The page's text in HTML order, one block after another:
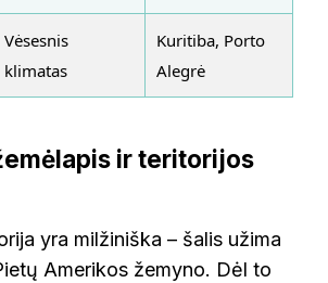
Vėsesnis
klimatas
Kuritiba, Porto
Alegrė
ir teritorijos
yra milžiniška – šalis užima
Amerikos žemyno. Dėl to